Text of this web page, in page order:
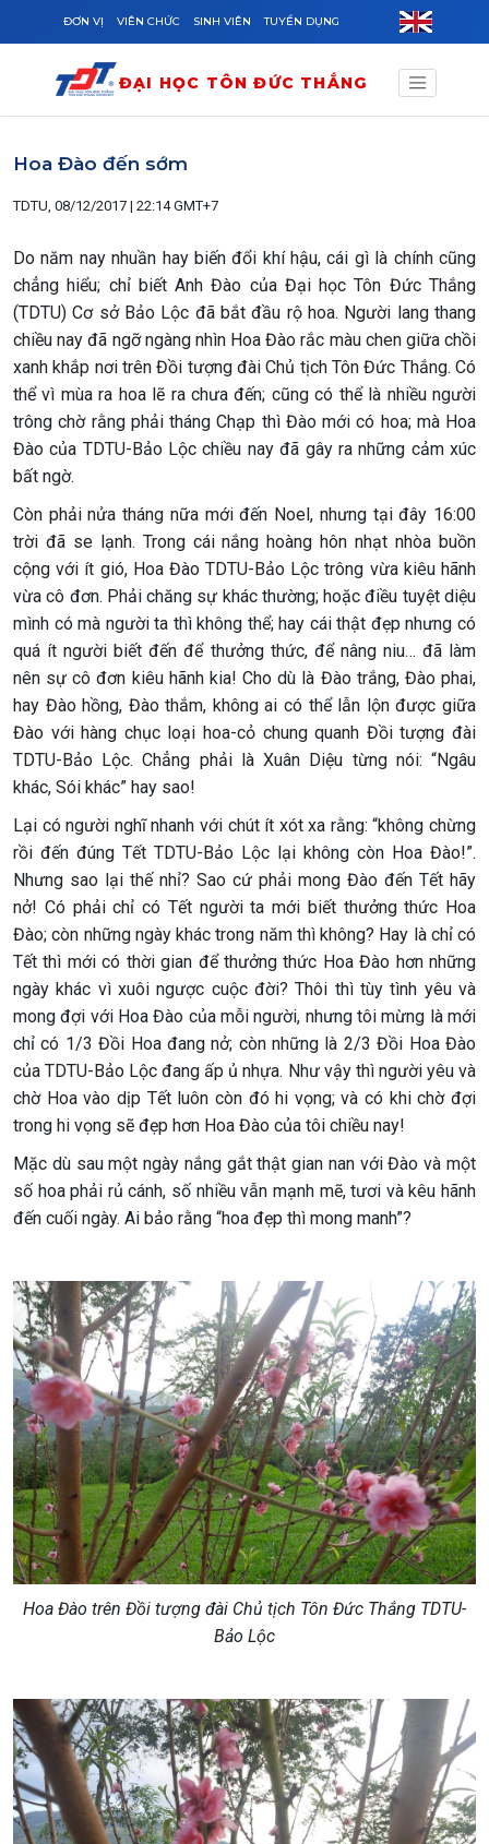
Skip to main content
ĐƠN VỊ VIÊN CHỨC SINH VIÊN TUYỂN DỤNG
ĐẠI HỌC TÔN ĐỨC THẮNG
Hoa Đào đến sớm
TDTU, 08/12/2017 | 22:14 GMT+7
Do năm nay nhuần hay biến đổi khí hậu, cái gì là chính cũng
chẳng hiểu; chỉ biết Anh Đào của Đại học Tôn Đức Thắng
(TDTU) Cơ sở Bảo Lộc đã bắt đầu rộ hoa. Người lang thang
chiều nay đã ngỡ ngàng nhìn Hoa Đào rắc màu chen giữa chồi
xanh khắp nơi trên Đồi tượng đài Chủ tịch Tôn Đức Thắng. Có
thể vì mùa ra hoa lẽ ra chưa đến; cũng có thể là nhiều người
trông chờ rằng phải tháng Chạp thì Đào mới có hoa; mà Hoa
Đào của TDTU-Bảo Lộc chiều nay đã gây ra những cảm xúc
bất ngờ.
Còn phải nửa tháng nữa mới đến Noel, nhưng tại đây 16:00
trời đã se lạnh. Trong cái nắng hoàng hôn nhạt nhòa buồn
cộng với ít gió, Hoa Đào TDTU-Bảo Lộc trông vừa kiêu hãnh
vừa cô đơn. Phải chăng sự khác thường; hoặc điều tuyệt diệu
mình có mà người ta thì không thể; hay cái thật đẹp nhưng có
quá ít người biết đến để thưởng thức, để nâng niu… đã làm
nên sự cô đơn kiêu hãnh kia! Cho dù là Đào trắng, Đào phai,
hay Đào hồng, Đào thắm, không ai có thể lẫn lộn được giữa
Đào với hàng chục loại hoa-cỏ chung quanh Đồi tượng đài
TDTU-Bảo Lộc. Chẳng phải là Xuân Diệu từng nói: “Ngâu
khác, Sói khác” hay sao!
Lại có người nghĩ nhanh với chút ít xót xa rằng: “không chừng
rồi đến đúng Tết TDTU-Bảo Lộc lại không còn Hoa Đào!”.
Nhưng sao lại thế nhỉ? Sao cứ phải mong Đào đến Tết hãy
nở! Có phải chỉ có Tết người ta mới biết thưởng thức Hoa
Đào; còn những ngày khác trong năm thì không? Hay là chỉ có
Tết thì mới có thời gian để thưởng thức Hoa Đào hơn những
ngày khác vì xuôi ngược cuộc đời? Thôi thì tùy tình yêu và
mong đợi với Hoa Đào của mỗi người, nhưng tôi mừng là mới
chỉ có 1/3 Đồi Hoa đang nở; còn những là 2/3 Đồi Hoa Đào
của TDTU-Bảo Lộc đang ấp ủ nhựa. Như vậy thì người yêu và
chờ Hoa vào dịp Tết luôn còn đó hi vọng; và có khi chờ đợi
trong hi vọng sẽ đẹp hơn Hoa Đào của tôi chiều nay!
Mặc dù sau một ngày nắng gắt thật gian nan với Đào và một
số hoa phải rủ cánh, số nhiều vẫn mạnh mẽ, tươi và kêu hãnh
đến cuối ngày. Ai bảo rằng “hoa đẹp thì mong manh”?
Hoa Đào trên Đồi tượng đài Chủ tịch Tôn Đức Thắng TDTU-
Bảo Lộc